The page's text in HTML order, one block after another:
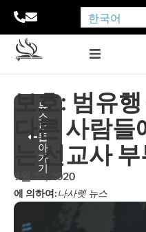
한국어
뉴
스
로
돌
아
가
기
보호: 범유
다른 사람
는 선교사
9월 30, 2020
에 의하여:나사렛 뉴스